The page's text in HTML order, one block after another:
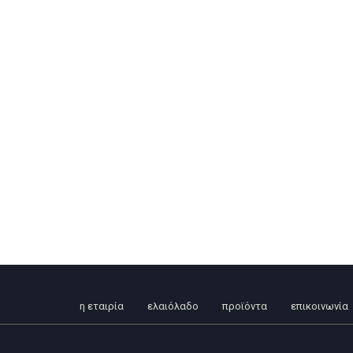
η εταιρία ελαιόλαδο προϊόντα επικοινωνία